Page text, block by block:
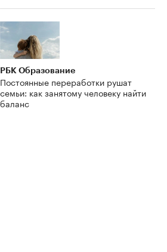
РБК Образование
Постоянные переработки рушат
семьи: как занятому человеку найти
баланс